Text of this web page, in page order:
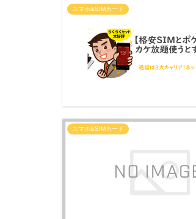
スマホ&SIMカード
スマホ&SIMカード